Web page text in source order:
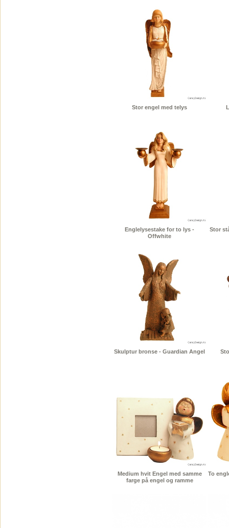
Stor engel med telys
Englelysestake for to lys -
Offwhite
Stor
Skulptur bronse - Guardian Angel
Medium hvit Engel med samme
farge på engel og ramme
To